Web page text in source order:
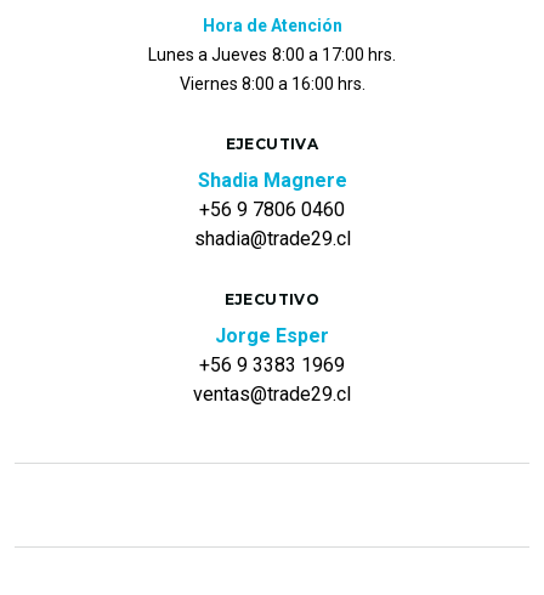
Hora de Atención
Lunes a Jueves 8:00 a 17:00 hrs.
Viernes 8:00 a 16:00 hrs.
EJECUTIVA
Shadia Magnere
+56 9 7806 0460
shadia@trade29.cl
EJECUTIVO
Jorge Esper
+56 9 3383 1969
ventas@trade29.cl